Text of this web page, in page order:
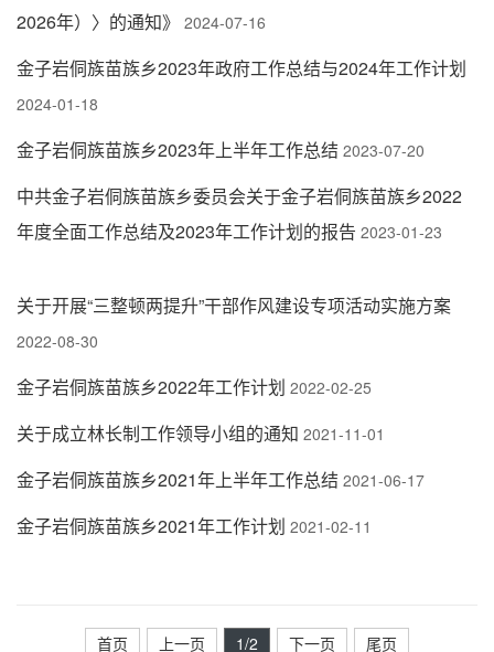
2026年）〉的通知》 2024-07-16
金子岩侗族苗族乡2023年政府工作总结与2024年工作计划
2024-01-18
金子岩侗族苗族乡2023年上半年工作总结 2023-07-20
中共金子岩侗族苗族乡委员会关于金子岩侗族苗族乡2022
年度全面工作总结及2023年工作计划的报告 2023-01-23
关于开展“三整顿两提升”干部作风建设专项活动实施方案
2022-08-30
金子岩侗族苗族乡2022年工作计划 2022-02-25
关于成立林长制工作领导小组的通知 2021-11-01
金子岩侗族苗族乡2021年上半年工作总结 2021-06-17
金子岩侗族苗族乡2021年工作计划 2021-02-11
首页 上一页 1/2 下一页 尾页